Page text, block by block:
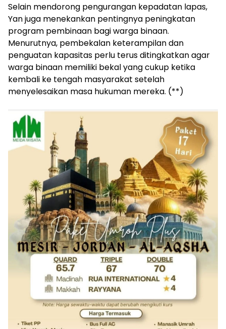
Selain mendorong pengurangan kepadatan lapas,
Yan juga menekankan pentingnya peningkatan
program pembinaan bagi warga binaan.
Menurutnya, pembekalan keterampilan dan
penguatan kapasitas perlu terus ditingkatkan agar
warga binaan memiliki bekal yang cukup ketika
kembali ke tengah masyarakat setelah
menyelesaikan masa hukuman mereka. (**)